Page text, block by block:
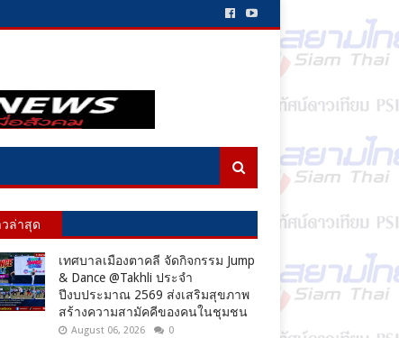
ล่าสุด
เทศบาลเมืองตาคลี จัดกิจกรรม Jump
& Dance @Takhli ประจำ
ปีงบประมาณ 2569 ส่งเสริมสุขภาพ
สร้างความสามัคคีของคนในชุมชน
August 06, 2026 0